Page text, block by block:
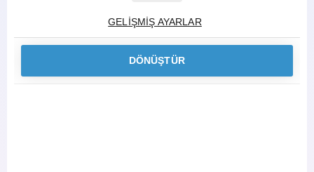
GELIŞMIŞ AYARLAR
DÖNÜŞTÜR